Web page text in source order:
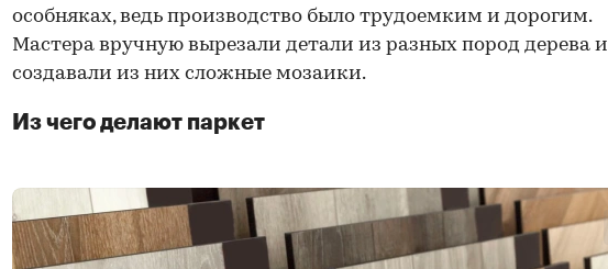
особняках, ведь производство было трудоемким и дорогим.
Мастера вручную вырезали детали из разных пород дерева и
создавали из них сложные мозаики.
Из чего делают паркет